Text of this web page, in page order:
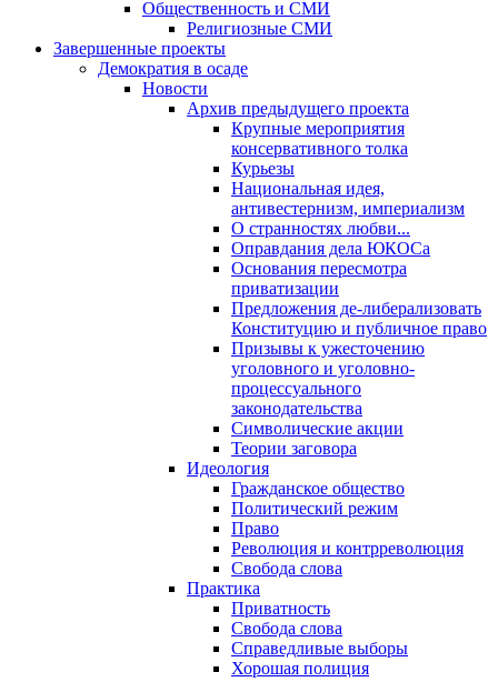
Общественность и СМИ
Религиозные СМИ
Завершенные проекты
Демократия в осаде
Новости
Архив предыдущего проекта
Крупные мероприятия
консервативного толка
Курьезы
Национальная идея,
антивестернизм, империализм
О странностях любви...
Оправдания дела ЮКОСа
Основания пересмотра
приватизации
Предложения де-либерализовать
Конституцию и публичное право
Призывы к ужесточению
уголовного и уголовно-
процессуального
законодательства
Символические акции
Теории заговора
Идеология
Гражданское общество
Политический режим
Право
Революция и контрреволюция
Свобода слова
Практика
Приватность
Свобода слова
Справедливые выборы
Хорошая полиция